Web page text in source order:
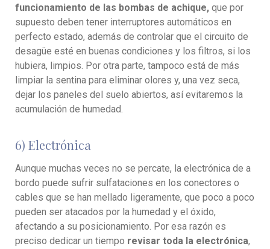
funcionamiento de las bombas de achique, que por
supuesto deben tener interruptores automáticos en
perfecto estado, además de controlar que el circuito de
desagüe esté en buenas condiciones y los filtros, si los
hubiera, limpios. Por otra parte, tampoco está de más
limpiar la sentina para eliminar olores y, una vez seca,
dejar los paneles del suelo abiertos, así evitaremos la
acumulación de humedad.
6) Electrónica
Aunque muchas veces no se percate, la electrónica de a
bordo puede sufrir sulfataciones en los conectores o
cables que se han mellado ligeramente, que poco a poco
pueden ser atacados por la humedad y el óxido,
afectando a su posicionamiento. Por esa razón es
preciso dedicar un tiempo revisar toda la electrónica,